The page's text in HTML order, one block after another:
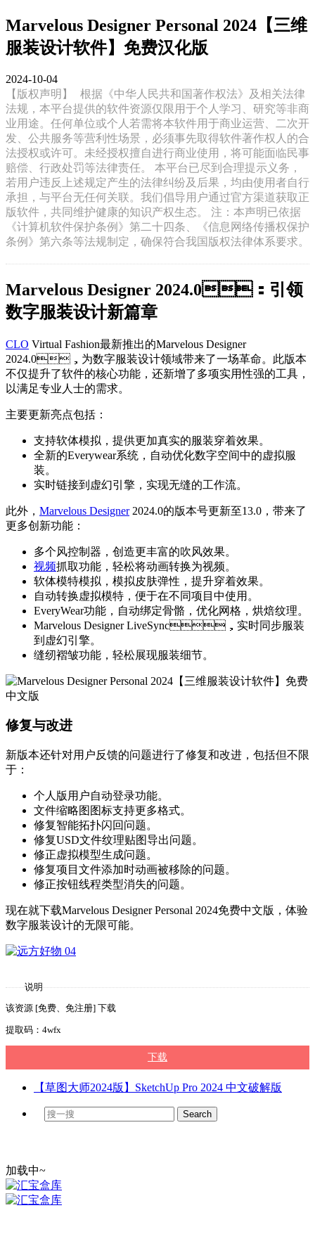
Marvelous Designer Personal 2024【三维
服装设计软件】免费汉化版
2024-10-04
【版权声明】
根据《中华人民共和国著作权法》及相关法律
法规，本平台提供的软件资源仅限用于个人学习、研究等非商
业用途。任何单位或个人若需将本软件用于商业运营、二次开
发、公共服务等营利性场景，必须事先取得软件著作权人的合
法授权或许可。未经授权擅自进行商业使用，将可能面临民事
赔偿、行政处罚等法律责任。 本平台已尽到合理提示义务，
若用户违反上述规定产生的法律纠纷及后果，均由使用者自行
承担，与平台无任何关联。我们倡导用户通过官方渠道获取正
版软件，共同维护健康的知识产权生态。 注：本声明已依据
《计算机软件保护条例》第二十四条、《信息网络传播权保护
条例》第六条等法规制定，确保符合我国版权法律体系要求。
Marvelous Designer 2024.0：引领
数字服装设计新篇章
CLO Virtual Fashion最新推出的Marvelous Designer
2024.0，为数字服装设计领域带来了一场革命。此版本
不仅提升了软件的核心功能，还新增了多项实用性强的工具，
以满足专业人士的需求。
主要更新亮点包括：
支持软体模拟，提供更加真实的服装穿着效果。
全新的Everywear系统，自动优化数字空间中的虚拟服
装。
实时链接到虚幻引擎，实现无缝的工作流。
此外， Marvelous Designer2024.0的版本号更新至13.0，带来了
更多创新功能：
多个风控制器，创造更丰富的吹风效果。
视频抓取功能，轻松将动画转换为视频。
软体模特模拟，模拟皮肤弹性，提升穿着效果。
自动转换虚拟模特，便于在不同项目中使用。
EveryWear功能，自动绑定骨骼，优化网格，烘焙纹理。
Marvelous Designer LiveSync，实时同步服装
到虚幻引擎。
缝纫褶皱功能，轻松展现服装细节。
修复与改进
新版本还针对用户反馈的问题进行了修复和改进，包括但不限
于：
个人版用户自动登录功能。
文件缩略图图标支持更多格式。
修复智能拓扑闪回问题。
修复USD文件纹理贴图导出问题。
修正虚拟模型生成问题。
修复项目文件添加时动画被移除的问题。
修正按钮线程类型消失的问题。
现在就下载Marvelous Designer Personal 2024免费中文版，体验
数字服装设计的无限可能。
说明
该资源 [免费、免注册] 下载
提取码：4wfx
下载
【草图大师2024版】SketchUp Pro 2024 中文破解版
加载中~